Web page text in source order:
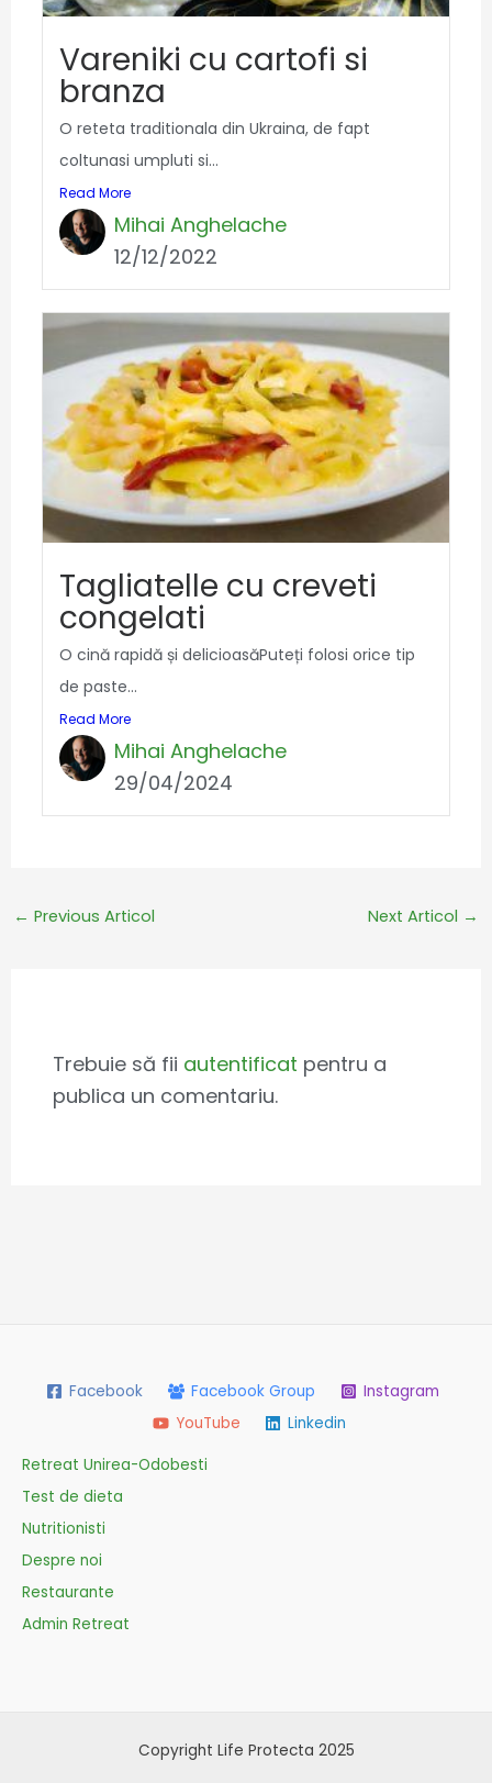
Vareniki cu cartofi si
branza
O reteta traditionala din Ukraina, de fapt
coltunasi umpluti si...
Read More
Mihai Anghelache
12/12/2022
Tagliatelle cu creveti
congelati
O cină rapidă și delicioasăPuteți folosi orice tip
de paste...
Read More
Mihai Anghelache
29/04/2024
← Previous Articol Next Articol →
Trebuie să fii autentificat pentru a
publica un comentariu.
Facebook Facebook Group
Instagram
YouTube
Linkedin
Retreat Unirea-Odobesti
Test de dieta
Nutritionisti
Despre noi
Restaurante
Admin Retreat
Copyright Life Protecta 2025